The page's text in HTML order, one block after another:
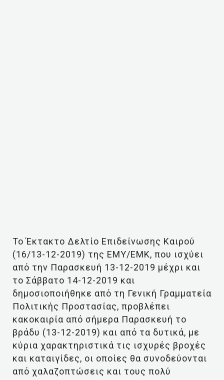
Το Έκτακτο Δελτίο Επιδείνωσης Καιρού
(16/13-12-2019) της ΕΜΥ/ΕΜΚ, που ισχύει
από την Παρασκευή 13-12-2019 μέχρι και
το Σάββατο 14-12-2019 και
δημοσιοποιήθηκε από τη Γενική Γραμματεία
Πολιτικής Προστασίας, προβλέπει
κακοκαιρία από σήμερα Παρασκευή το
βράδυ (13-12-2019) και από τα δυτικά, με
κύρια χαρακτηριστικά τις ισχυρές βροχές
και καταιγίδες, οι οποίες θα συνοδεύονται
από χαλαζοπτώσεις και τους πολύ